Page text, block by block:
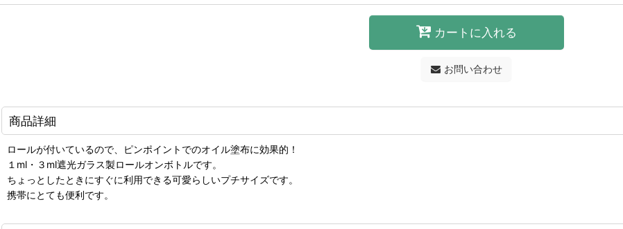
カートに入れる
お問い合わせ
商品詳細
ロールが付いているので、ピンポイントでのオイル塗布に効果的！
１ml・３ml遮光ガラス製ロールオンボトルです。
ちょっとしたときにすぐに利用できる可愛らしいプチサイズです。
携帯にとても便利です。